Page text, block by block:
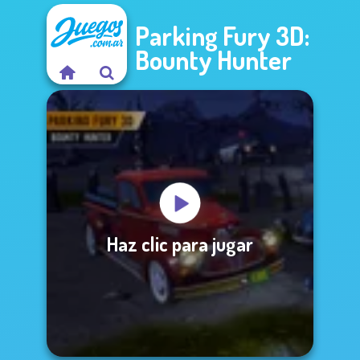
Parking Fury 3D:
Bounty Hunter
Haz clic para jugar